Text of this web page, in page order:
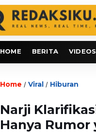
HOME BERITA VIDEOS
Home / Viral / Hiburan
Narji
Hanya